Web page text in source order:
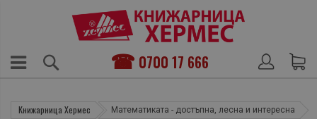
0700 17 666
Книжарница Хермес Математиката - достъпна, лесна и интересна